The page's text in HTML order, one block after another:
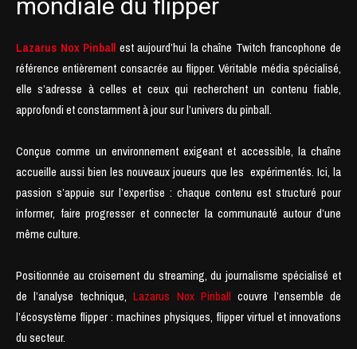
mondiale du flipper
Lazarus Nox Pinball est aujourd’hui la chaîne Twitch francophone de
référence entièrement consacrée au flipper. Véritable média spécialisé,
elle s’adresse à celles et ceux qui recherchent un contenu fiable,
approfondi et constamment à jour sur l’univers du pinball.
Conçue comme un environnement exigeant et accessible, la chaîne
accueille aussi bien les nouveaux joueurs que les expérimentés. Ici, la
passion s’appuie sur l’expertise : chaque contenu est structuré pour
informer, faire progresser et connecter la communauté autour d’une
même culture.
Positionnée au croisement du streaming, du journalisme spécialisé et
de l’analyse technique,Lazarus Nox Pinball couvre l’ensemble de
l’écosystème flipper : machines physiques, flipper virtuel et innovations
du secteur.